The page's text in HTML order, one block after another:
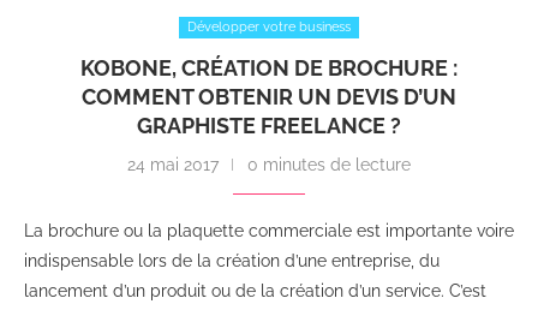
Développer votre business
KOBONE, CRÉATION DE BROCHURE :
COMMENT OBTENIR UN DEVIS D’UN
GRAPHISTE FREELANCE ?
24 mai 2017 0 minutes de lecture
La brochure ou la plaquette commerciale est importante voire
indispensable lors de la création d’une entreprise, du
lancement d’un produit ou de la création d’un service. C’est